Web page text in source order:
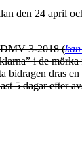
den 24 april
3-2018 (
i de
bidragen dras
5 dagar efter